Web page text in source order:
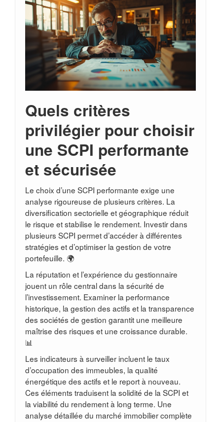
Quels critères
privilégier pour choisir
une SCPI performante
et sécurisée
Le choix d’une SCPI performante exige une
analyse rigoureuse de plusieurs critères. La
diversification sectorielle et géographique réduit
le risque et stabilise le rendement. Investir dans
plusieurs SCPI permet d’accéder à différentes
stratégies et d’optimiser la gestion de votre
portefeuille. 🌍
La réputation et l’expérience du gestionnaire
jouent un rôle central dans la sécurité de
l’investissement. Examiner la performance
historique, la gestion des actifs et la transparence
des sociétés de gestion garantit une meilleure
maîtrise des risques et une croissance durable.
📊
Les indicateurs à surveiller incluent le taux
d’occupation des immeubles, la qualité
énergétique des actifs et le report à nouveau.
Ces éléments traduisent la solidité de la SCPI et
la viabilité du rendement à long terme. Une
analyse détaillée du marché immobilier complète